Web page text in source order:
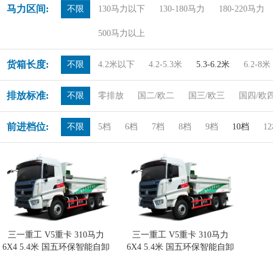
马力区间: 不限 130马力以下 130-180马力 180-220马力
500马力以上
货箱长度: 不限 4.2米以下 4.2-5.3米 5.3-6.2米 6.2-8米
排放标准: 不限 零排放 国二/欧二 国三/欧三 国四/欧
前进档位: 不限 5档 6档 7档 8档 9档 10档
三一重工 V5重卡 310马力
6X4 5.4米 国五环保智能自卸
三一重工 V5重卡 310马力
6X4 5.4米 国五环保智能自卸